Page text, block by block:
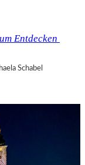
Entdecken
Schabel